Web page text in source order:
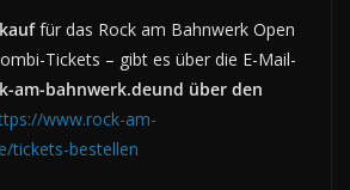
für das Rock am Bahnwerk Open
Tickets – gibt es über die E-Mail-
am-bahnwerk.deund über den
www.rock-am-
tickets-bestellen